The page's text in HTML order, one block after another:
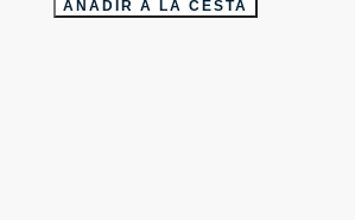
AÑADIR A LA CESTA